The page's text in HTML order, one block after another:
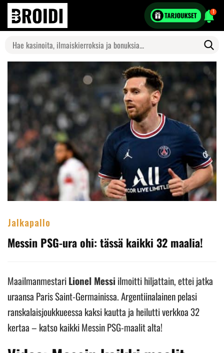
1
Search
for:
Jalkapallo
Messin PSG-ura ohi: tässä kaikki 32 maalia!
MaailmanmestariLionel Messi ilmoitti hiljattain, ettei jatka
uraansa Paris Saint-Germainissa. Argentiinalainen pelasi
ranskalaisjoukkueessa kaksi kautta ja heilutti verkkoa 32
kertaa – katso kaikki Messin PSG-maalit alta!